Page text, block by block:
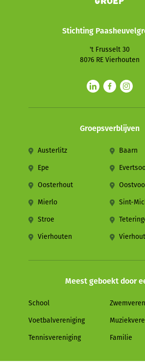
Groepsverblijven
Austerlitz Baarn
Epe
Oosterhout
Mierlo Sint-
Stroe
Vierhouten
Stichting
't Frusselt 30
8076 RE Vierhouten
Meest geboekt door
School
Voetbalvereniging
Tennisvereniging Familie